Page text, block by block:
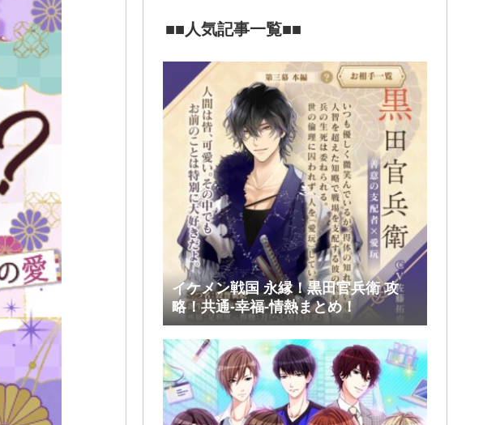
■■人気記事一覧■■
イケメン戦国 永縁！黒田官兵衛 攻
略！共通-幸福-情熱まとめ！